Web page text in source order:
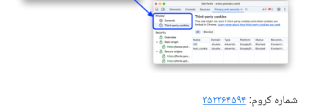
شماره کروم: ۳۵۲۳۶۴۵۹۴